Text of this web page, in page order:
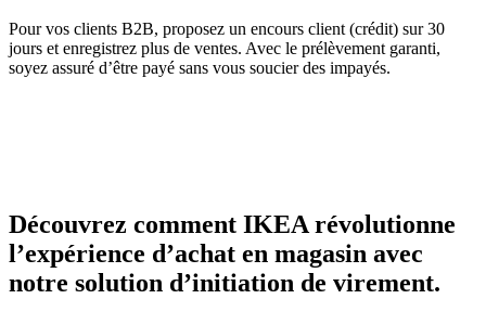
Pour vos clients B2B, proposez un encours client (crédit) sur 30
jours et enregistrez plus de ventes. Avec le prélèvement garanti,
soyez assuré d’être payé sans vous soucier des impayés.
Découvrez comment IKEA révolutionne
l’expérience d’achat en magasin avec
notre solution d’initiation de virement.